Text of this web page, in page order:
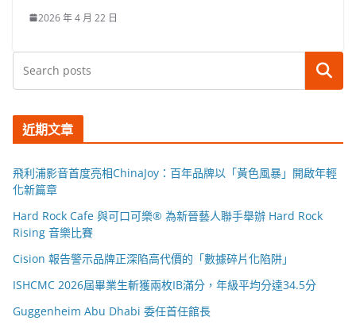
2026 年 4 月 22 日
搜尋
近期文章
飛利浦影音首度亮相ChinaJoy：百年品牌以「黃色風暴」開啟年輕
化新篇章
Hard Rock Cafe 與可口可樂® 為新晉藝人聯手舉辦 Hard Rock
Rising 音樂比賽
Cision 報告警示品牌正深陷高代價的「數據碎片化陷阱」
ISHCMC 2026屆畢業生斬獲兩枚IB滿分，年級平均分達34.5分
Guggenheim Abu Dhabi 委任首任館長